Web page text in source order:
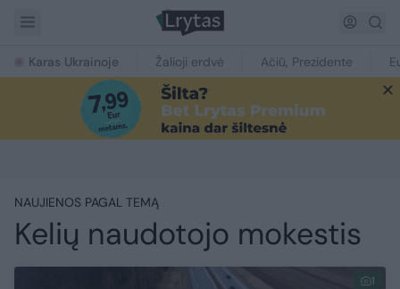
Karas Ukrainoje Žalioji erdvė Ačiū, Prezidente
NAUJIENOS PAGAL TEMĄ
Kelių naudotojo mokestis
1